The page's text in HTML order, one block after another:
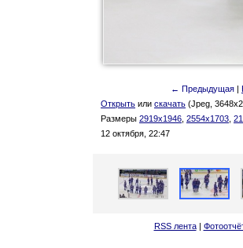
← Предыдущая |
Открыть или скачать (Jpeg,
Размеры 2919x1946 2554x1703
12 октября, 22:47
RSS лента|